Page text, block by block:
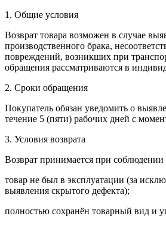
1. Общие условия
Возврат товара возможен в случае
производственного брака,
повреждений, возникших при
обращения рассматриваются в
2. Сроки обращения
Покупатель обязан уведомить о
течение 5 (пяти) рабочих дней с
3. Условия возврата
Возврат принимается при
товар не был в эксплуатации (за
выявления скрытого дефекта);
полностью сохранён товарный вид и